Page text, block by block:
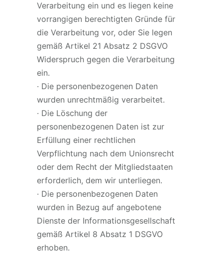
Verarbeitung ein und es liegen keine
vorrangigen berechtigten Gründe für
die Verarbeitung vor, oder Sie legen
gemäß Artikel 21 Absatz 2 DSGVO
Widerspruch gegen die Verarbeitung
ein.
· Die personenbezogenen Daten
wurden unrechtmäßig verarbeitet.
· Die Löschung der
personenbezogenen Daten ist zur
Erfüllung einer rechtlichen
Verpflichtung nach dem Unionsrecht
oder dem Recht der Mitgliedstaaten
erforderlich, dem wir unterliegen.
· Die personenbezogenen Daten
wurden in Bezug auf angebotene
Dienste der Informationsgesellschaft
gemäß Artikel 8 Absatz 1 DSGVO
erhoben.